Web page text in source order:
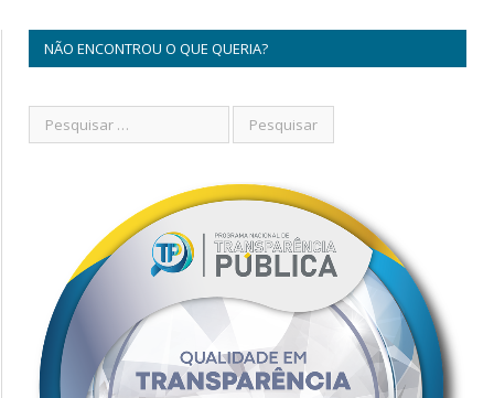
NÃO ENCONTROU O QUE QUERIA?